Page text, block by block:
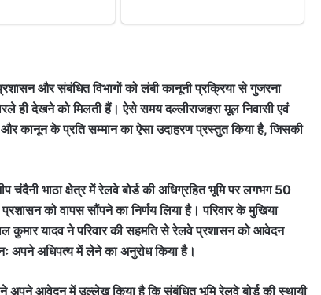
और संबंधित विभागों को लंबी कानूनी प्रक्रिया से गुजरना
ही देखने को मिलती हैं। ऐसे समय दल्लीराजहरा मूल निवासी एवं
और कानून के प्रति सम्मान का ऐसा उदाहरण प्रस्तुत किया है, जिसकी
भाठा क्षेत्र में रेलवे बोर्ड की अधिग्रहित भूमि पर लगभग 50
को वापस सौंपने का निर्णय लिया है। परिवार के मुखिया
कुमार यादव ने परिवार की सहमति से रेलवे प्रशासन को आवेदन
अपने अधिपत्य में लेने का अनुरोध किया है।
ने अपने आवेदन में उल्लेख किया है कि संबंधित भूमि रेलवे बोर्ड की स्थायी